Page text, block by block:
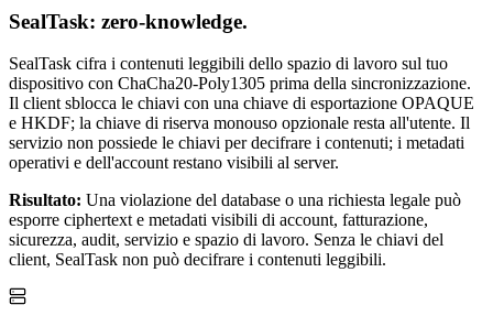
SealTask: zero-knowledge.
SealTask cifra i contenuti leggibili dello spazio di lavoro sul tuo
dispositivo con ChaCha20-Poly1305 prima della sincronizzazione.
Il client sblocca le chiavi con una chiave di esportazione OPAQUE
e HKDF; la chiave di riserva monouso opzionale resta all'utente. Il
servizio non possiede le chiavi per decifrare i contenuti; i metadati
operativi e dell'account restano visibili al server.
Risultato: Una violazione del database o una richiesta legale può
esporre ciphertext e metadati visibili di account, fatturazione,
sicurezza, audit, servizio e spazio di lavoro. Senza le chiavi del
client, SealTask non può decifrare i contenuti leggibili.